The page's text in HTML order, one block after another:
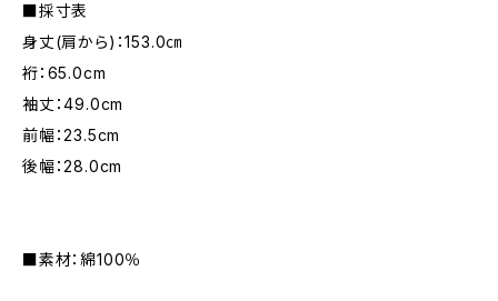
■採寸表
身丈(肩から)：153.0㎝
裄：65.0cm
袖丈：49.0cm
前幅：23.5cm
後幅：28.0cm
■素材：綿100％